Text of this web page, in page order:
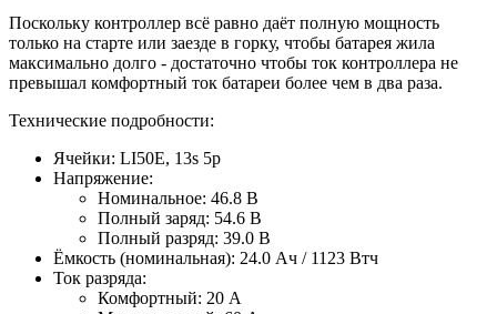
Поскольку контроллер всё равно даёт полную мощность
только на старте или заезде в горку, чтобы батарея жила
максимально долго - достаточно чтобы ток контроллера не
превышал комфортный ток батареи более чем в два раза.
Технические подробности:
Ячейки: LI50E, 13s 5p
Напряжение:
Номинальное: 46.8 В
Полный заряд: 54.6 В
Полный разряд: 39.0 В
Ёмкость (номинальная): 24.0 Ач / 1123 Втч
Ток разряда:
Комфортный: 20 A